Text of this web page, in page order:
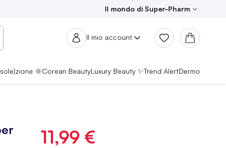
Il mondo di Super-Pharm
Il mio account
🌞Corean BeautyLuxury Beauty ✨Trend AlertDermo
11,99 €